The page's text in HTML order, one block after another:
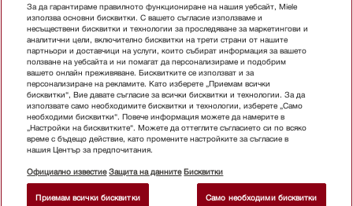
За да гарантираме правилното функциониране на нашия уебсайт, Miele
използва основни бисквитки. С вашето съгласие използваме и
несъществени бисквитки и технологии за проследяване за маркетингови и
аналитични цели, включително бисквитки на трети страни от нашите
партньори и доставчици на услуги, които събират информация за вашето
ползване на уебсайта и ни помагат да персонализираме и подобрим
вашето онлайн преживяване. Бисквитките се използват и за
персонализиране на рекламите. Като изберете „Приемам всички
бисквитки“, Вие давате съгласие за всички бисквитки и технологии. За да
използвате само необходимите бисквитки и технологии, изберете „Само
необходими бисквитки“. Повече информация можете да намерите в
„Настройки на бисквитките“. Можете да оттеглите съгласието си по всяко
време с бъдещо действие, като промените настройките за съгласие в
нашия Център за предпочитания.
Официално известие Защита на данните Бисквитки
Приемам всички бисквитки Само необходими бисквитки